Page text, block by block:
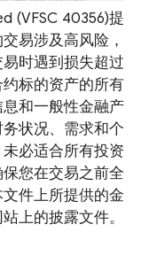
(VFSC 40356)提
易涉及高风险，
时遇到损失超过
标的资产的所有
和一般性金融产
状况、需求和个
必适合所有投资
您在交易之前全
件上所提供的金
上的披露文件。